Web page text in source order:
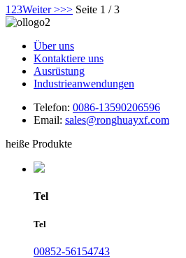
1 23Weiter >>> Seite 1 / 3
Über uns
Kontaktiere uns
Ausrüstung
Industrieanwendungen
Telefon: 0086-13590206596
Email: sales@ronghuayxf.com
heiße Produkte
Tel
Tel
00852-56154743